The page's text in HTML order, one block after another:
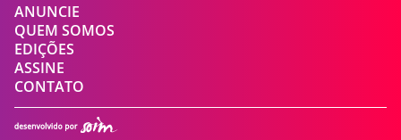
ANUNCIE
QUEM SOMOS
EDIÇÕES
ASSINE
CONTATO